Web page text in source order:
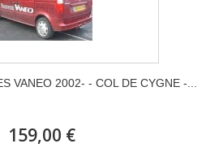
VANEO 2002- - COL DE CYGNE -...
159,00 €